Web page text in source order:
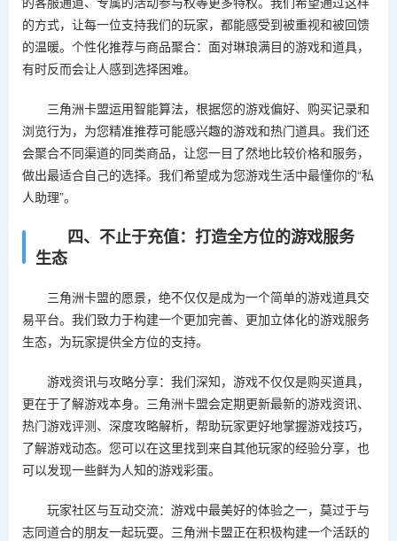
的方式，让每一位支持我们的玩家，都能感受到被重视和被回馈
的温暖。个性化推荐与商品聚合：面对琳琅满目的游戏和道具，
有时反而会让人感到选择困难。
三角洲卡盟运用智能算法，根据您的游戏偏好、购买记录和
浏览行为，为您精准推荐可能感兴趣的游戏和热门道具。我们还
会聚合不同渠道的同类商品，让您一目了然地比较价格和服务，
做出最适合自己的选择。我们希望成为您游戏生活中最懂你的“私
人助理”。
四、不止于充值：打造全方位的游戏服务
生态
三角洲卡盟的愿景，绝不仅仅是成为一个简单的游戏道具交
易平台。我们致力于构建一个更加完善、更加立体化的游戏服务
生态，为玩家提供全方位的支持。
游戏资讯与攻略分享：我们深知，游戏不仅仅是购买道具，
更在于了解游戏本身。三角洲卡盟会定期更新最新的游戏资讯、
热门游戏评测、深度攻略解析，帮助玩家更好地掌握游戏技巧，
了解游戏动态。您可以在这里找到来自其他玩家的经验分享，也
可以发现一些鲜为人知的游戏彩蛋。
玩家社区与互动交流：游戏中最美好的体验之一，莫过于与
志同道合的朋友一起玩耍。三角洲卡盟正在积极构建一个活跃的